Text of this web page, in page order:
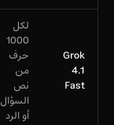
Grok
4.1
Fast
لكل
1000
حرف
من
نص
السؤال
أو الرد